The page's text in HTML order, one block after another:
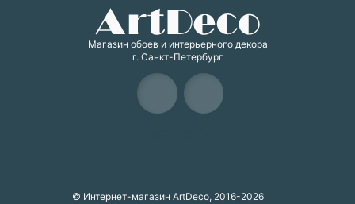
Магазин обоев и интерьерного декора
г. Санкт-Петербург
© Интернет-магазин ArtDeco, 2016-2026